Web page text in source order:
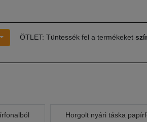
ÖTLET: Tüntessék fel a termékeket
Horgolt nyári táska